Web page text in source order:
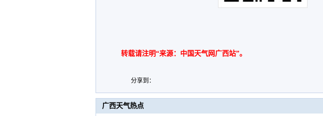
转载请注明“来源：中国天气网广西站”。
分享到：
广西天气热点